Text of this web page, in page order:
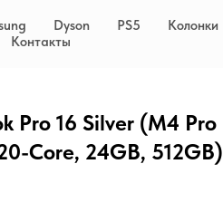
Dyson PS5 Колонки
Контакты
Pro 16 Silver (M4 Pro
Core, 24GB, 512GB)